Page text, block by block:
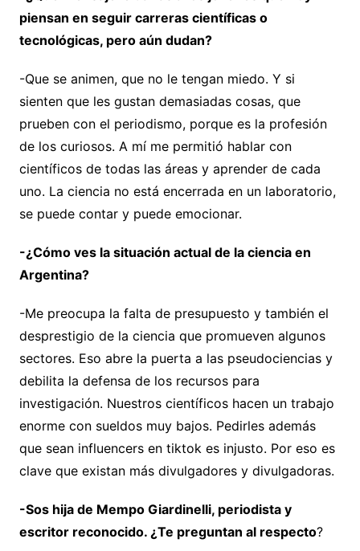
piensan en seguir carreras científicas o
tecnológicas, pero aún dudan?
-Que se animen, que no le tengan miedo. Y si
sienten que les gustan demasiadas cosas, que
prueben con el periodismo, porque es la profesión
de los curiosos. A mí me permitió hablar con
científicos de todas las áreas y aprender de cada
uno. La ciencia no está encerrada en un laboratorio,
se puede contar y puede emocionar.
-¿Cómo ves la situación actual de la ciencia en
Argentina?
-Me preocupa la falta de presupuesto y también el
desprestigio de la ciencia que promueven algunos
sectores. Eso abre la puerta a las pseudociencias y
debilita la defensa de los recursos para
investigación. Nuestros científicos hacen un trabajo
enorme con sueldos muy bajos. Pedirles además
que sean influencers en tiktok es injusto. Por eso es
clave que existan más divulgadores y divulgadoras.
-Sos hija de Mempo Giardinelli, periodista y
escritor reconocido. ¿Te preguntan al respecto?